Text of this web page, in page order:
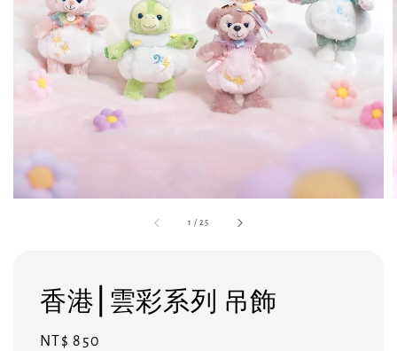
1 /25
香港⎮雲彩系列 吊飾
Regular
NT$ 850